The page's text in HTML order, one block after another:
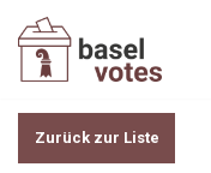
Zum
Zurück zur Liste